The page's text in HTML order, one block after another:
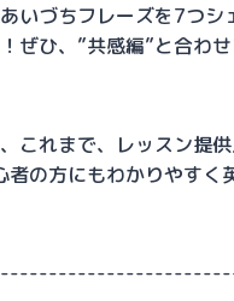
いづちフレーズを7つ
ぜひ、”共感編”と合わ
これまで、レッスン提
者の方にもわかりやすく